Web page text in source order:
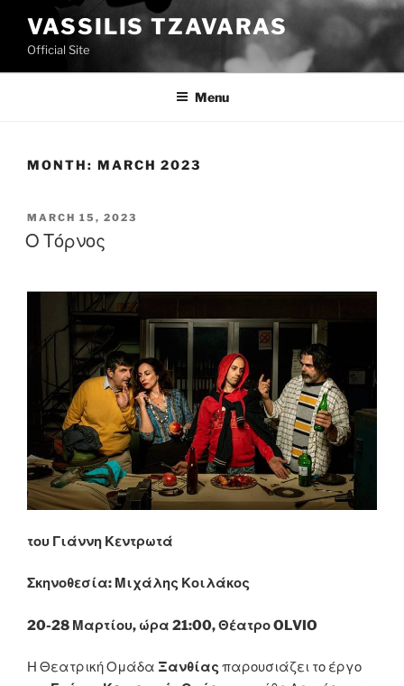
content
VASSILIS TZAVARAS
Official Site
Menu
MONTH: MARCH 2023
POSTED
ON
MARCH 15, 2023
Ο Τόρνος
του Γιάννη Κεντρωτά
Σκηνοθεσία: Μιχάλης Κοιλάκος
20-28 Μαρτίου, ώρα 21:00, Θέατρο OLVIO
Η Θεατρική Ομάδα Ξανθίας παρουσιάζει το έργο